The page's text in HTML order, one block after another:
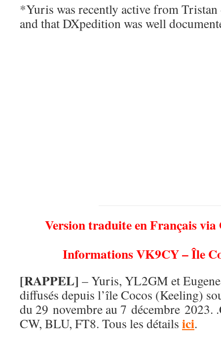
*Yuris was recently active from Tristan
and that DXpedition was well
Version traduite en Français via
Informations VK9CY – Île
[RAPPEL] – Yuris, YL2GM et
diffusés depuis l’île Cocos (Keeling)
du 29 novembre au 7 décembre 2023.
CW, BLU, FT8. Tous les détails ici.